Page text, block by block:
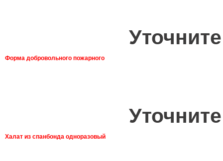
Форма добровольного пожарного
Халат из спанбонда одноразовый